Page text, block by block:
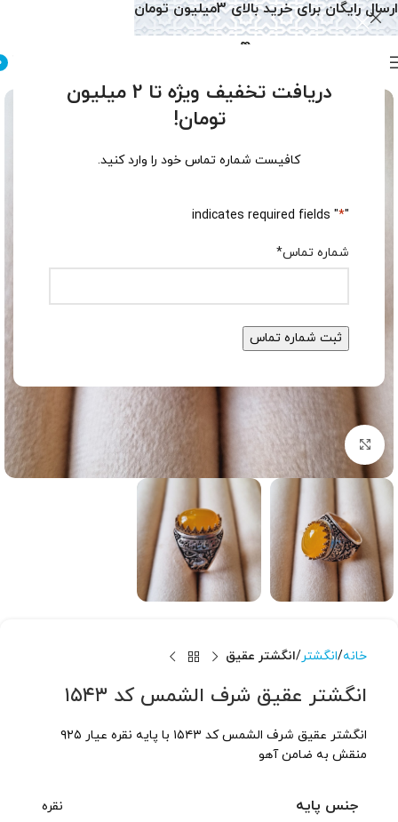
دریافت تخفیف ویژه تا 2 میلیون
تومان!
کافیست شماره تماس خود را وارد کنید.
"
*
" indicates required fields
شماره تماس*
برای بزرگنمایی کلیک کنید
خانه انگشتر انگشتر عقیق
انگشتر عقیق شرف الشمس کد ۱۵۴۳
انگشتر عقیق شرف الشمس کد ۱۵۴۳ با پایه نقره عیار ۹۲۵
منقش به ضامن آهو
جنس پایه نقره
ارسال رایگان برای خرید بالای 3میلیون تومان